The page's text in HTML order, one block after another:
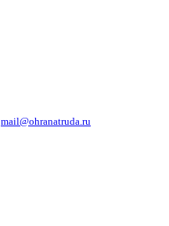
mail@ohranatruda.ru